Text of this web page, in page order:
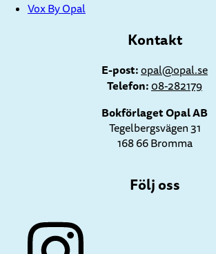
Vox By Opal
Kontakt
E-post:opal@opal.se
Telefon:08-282179
Bokförlaget Opal AB
Tegelbergsvägen 31
168 66 Bromma
Följ oss